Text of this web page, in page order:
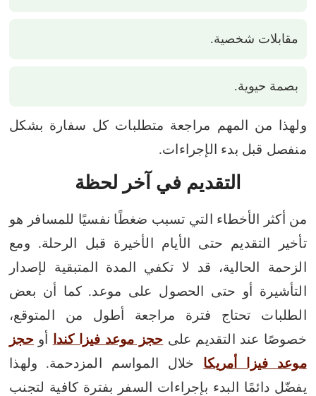
مقابلات شخصية.
بصمة حيوية.
ولهذا من المهم مراجعة متطلبات كل سفارة بشكل
منفصل قبل بدء الإجراءات.
التقديم في آخر لحظة
من أكثر الأخطاء التي تسبب ضغطًا نفسيًا للمسافر هو
تأخير التقديم حتى الأيام الأخيرة قبل الرحلة. ومع
الزحمة الحالية، قد لا تكفي المدة المتبقية لإصدار
التأشيرة أو حتى الحصول على موعد. كما أن بعض
الطلبات تحتاج فترة مراجعة أطول من المتوقع،
خصوصًا عند التقديم على حجز موعد فيزا كندا أوحجز
موعد فيزا أمريكا خلال المواسم المزدحمة.
ولهذا
يفضّل دائمًا البدء بإجراءات السفر بفترة كافية لتجنب